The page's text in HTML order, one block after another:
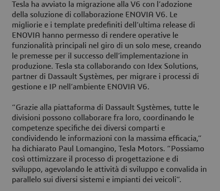
Tesla ha avviato la migrazione alla V6 con l’adozione
della soluzione di collaborazione ENOVIA V6. Le
migliorie e i template predefiniti dell’ultima release di
ENOVIA hanno permesso di rendere operative le
funzionalità principali nel giro di un solo mese, creando
le premesse per il successo dell’implementazione in
produzione. Tesla sta collaborando con Idex Solutions,
partner di Dassault Systèmes, per migrare i processi di
gestione e IP nell’ambiente ENOVIA V6.
“Grazie alla piattaforma di Dassault Systèmes, tutte le
divisioni possono collaborare fra loro, coordinando le
competenze specifiche dei diversi comparti e
condividendo le informazioni con la massima efficacia,”
ha dichiarato Paul Lomangino, Tesla Motors. “Possiamo
così ottimizzare il processo di progettazione e di
sviluppo, agevolando le attività di sviluppo e convalida in
parallelo sui diversi sistemi e impianti dei veicoli”.